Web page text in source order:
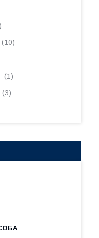
10
1
3